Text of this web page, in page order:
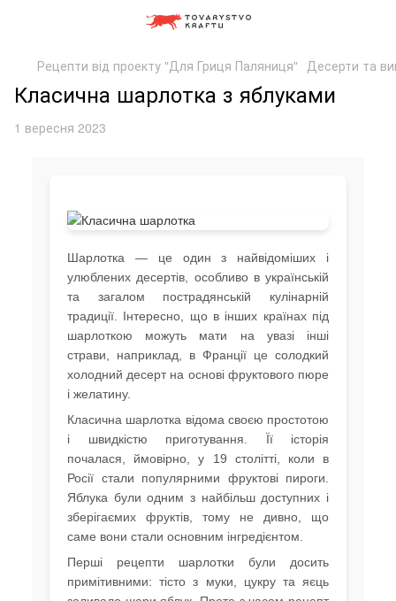
Рецепти від проекту "Для Гриця Паляниця" Десерти та
Класична шарлотка з яблуками
1 вересня 2023
Шарлотка — це один з найвідоміших і
улюблених десертів, особливо в українській
та загалом пострадянській кулінарній
традиції. Інтересно, що в інших країнах під
шарлоткою можуть мати на увазі інші
страви, наприклад, в Франції це солодкий
холодний десерт на основі фруктового пюре
і желатину.
Класична шарлотка відома своєю простотою
і швидкістю приготування. Її історія
почалася, ймовірно, у 19 столітті, коли в
Росії стали популярними фруктові пироги.
Яблука були одним з найбільш доступних і
зберігаємих фруктів, тому не дивно, що
саме вони стали основним інгредієнтом.
Перші рецепти шарлотки були досить
примітивними: тісто з муки, цукру та яєць